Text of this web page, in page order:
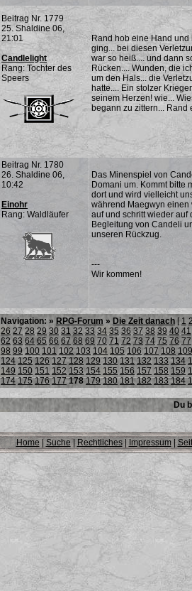
Beitrag Nr. 1779
25. Shaldine 06,
21:01
Candlelight
Rang: Tochter des
Speers
Rand hob eine Hand
ging... bei diesen
war so heiß.... und dann
Rücken.... Wunden, die
um den Hals... die
hatte.... Ein stolzer
seinem Herzen! wie...
begann zu zittern... Rand
Beitrag Nr. 1780
26. Shaldine 06,
10:42
Einohr
Rang: Waldläufer
Das Minenspiel von
Domani um. Kommt bitte
dort und wird vielleicht
während Maegwyn
auf und schritt wieder
Begleitung von Candeli
unseren Rückzug.
---
Wir kommen!
Navigation: » RPG-Forum » Die Zeit danach [1
26 27 28 29 30 31 32 33 34 35 36 37 38 39 40 41
62 63 64 65 66 67 68 69 70 71 72 73 74 75 76 77
98 99 100 101 102 103 104 105 106 107 108 109
124 125 126 127 128 129 130 131 132 133 134
149 150 151 152 153 154 155 156 157 158 159
174 175 176 177 178 179 180 181 182 183 184
Du
Home| Suche | Rechtliches| Impressum|